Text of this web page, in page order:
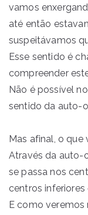
vamos
até então
suspeitávamos
Esse sentido é
compreender
Não é possível
sentido da auto-
Mas afinal, o que
Através da auto-
se passa nos
centros
E como veremos